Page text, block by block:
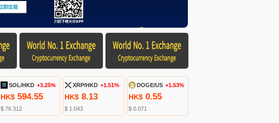
SOL/HKD +3.25%
HK$ 594.55
$ 76.312
XRP/HKD +1.51%
HK$ 8.13
$ 1.043
DOGE/US +1.53%
HK$ 0.55
$ 0.071